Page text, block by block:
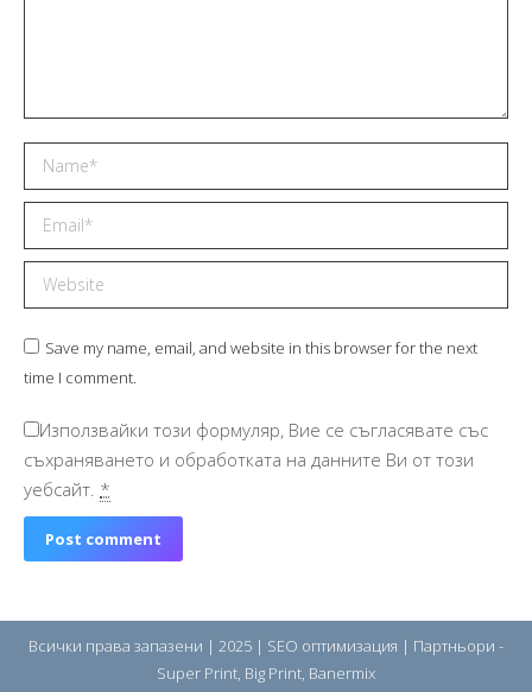
Name *
Email *
Website
Save my name, email, and website in this browser for the next
time I comment.
Използвайки този формуляр, Вие се съгласявате със
съхраняването и обработката на данните Ви от този
уебсайт. *
Post comment
Всички права запазени | 2025 | SEO оптимизация | Партньори -
Super Print, Big Print, Banermix